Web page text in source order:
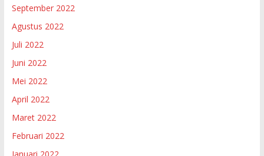
September 2022
Agustus 2022
Juli 2022
Juni 2022
Mei 2022
April 2022
Maret 2022
Februari 2022